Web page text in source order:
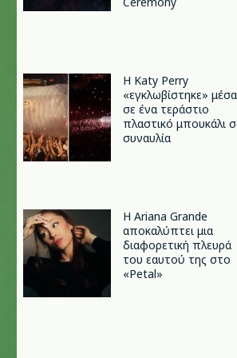
H Katy Perry
«εγκλωβίστηκε» μέσα
σε ένα τεράστιο
πλαστικό μπουκάλι
συναυλία
Η Ariana Grande
αποκαλύπτει μια
διαφορετική πλευρά
του εαυτού της στο
«Petal»